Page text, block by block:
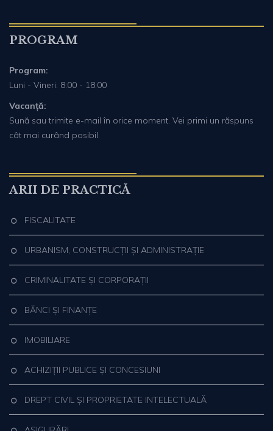
PROGRAM
Program:
Luni - Vineri: 8:00 - 18:00
Vacanță:
Sună sau trimite e-mail în orice moment. Vei primi un răspuns
cât mai curând posibil.
ARII DE PRACTICĂ
FISCALITATE
URBANISM, CONSTRUCȚII ȘI ADMINISTRAȚIE
CRIMINALITATE ȘI CORPORAȚII
BĂNCI ȘI FINANȚE
IMOBILIARE
ACHIZIȚII PUBLICE ȘI CONCESIUNI
DREPT CIVIL ȘI PROPRIETATE INTELECTUALĂ